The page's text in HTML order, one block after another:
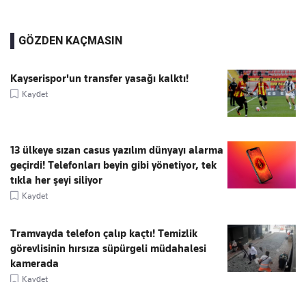
GÖZDEN KAÇMASIN
Kayserispor'un transfer yasağı kalktı!
Kaydet
13 ülkeye sızan casus yazılım dünyayı alarma
geçirdi! Telefonları beyin gibi yönetiyor, tek
tıkla her şeyi siliyor
Kaydet
Tramvayda telefon çalıp kaçtı! Temizlik
görevlisinin hırsıza süpürgeli müdahalesi
kamerada
Kaydet